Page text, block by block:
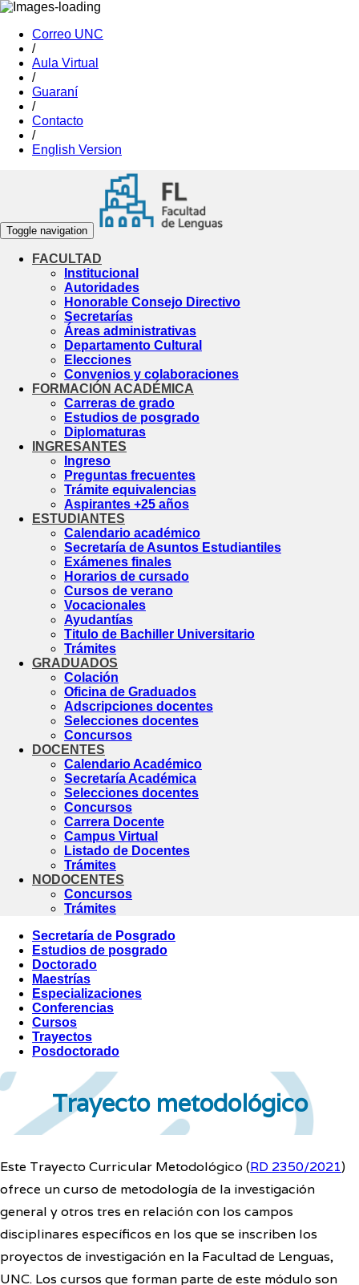
Correo UNC
/
Aula Virtual
/
Guaraní
/
Contacto
/
English Version
Toggle navigation
FACULTAD
Institucional
Autoridades
Honorable Consejo Directivo
Secretarías
Áreas administrativas
Departamento Cultural
Elecciones
Convenios y colaboraciones
FORMACIÓN ACADÉMICA
Carreras de grado
Estudios de posgrado
Diplomaturas
INGRESANTES
Ingreso
Preguntas frecuentes
Trámite equivalencias
Aspirantes +25 años
ESTUDIANTES
Calendario académico
Secretaría de Asuntos Estudiantiles
Exámenes finales
Horarios de cursado
Cursos de verano
Vocacionales
Ayudantías
Titulo de Bachiller Universitario
Trámites
GRADUADOS
Colación
Oficina de Graduados
Adscripciones docentes
Selecciones docentes
Concursos
DOCENTES
Calendario Académico
Secretaría Académica
Selecciones docentes
Concursos
Carrera Docente
Campus Virtual
Listado de Docentes
Trámites
NODOCENTES
Concursos
Trámites
Secretaría de Posgrado
Estudios de posgrado
Doctorado
Maestrías
Especializaciones
Conferencias
Cursos
Trayectos
Posdoctorado
Trayecto metodológico
Este Trayecto Curricular Metodológico (RD 2350/2021)
ofrece un curso de metodología de la investigación
general y otros tres en relación con los campos
disciplinares específicos en los que se inscriben los
proyectos de investigación en la Facultad de Lenguas,
UNC. Los cursos que forman parte de este módulo son